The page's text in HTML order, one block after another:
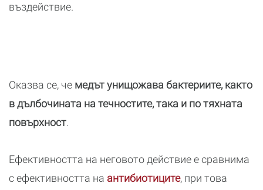
въздействие.
Оказва се, че медът унищожава бактериите, както
в дълбочината на течностите, така и по тяхната
повърхност.
Ефективността на неговото действие е сравнима
с ефективността на антибиотиците, при това